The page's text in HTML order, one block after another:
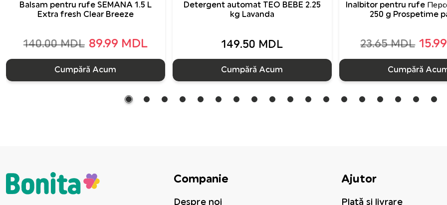
Balsam pentru rufe SEMANA 1.5 L
Extra fresh Clear Breeze
140.00 MDL 89.99 MDL
Cumpără Acum
Detergent automat TEO BEBE 2.25
kg Lavanda
149.50 MDL
Cumpără Acum
Inalbitor pentru rufe
250 g Prospetime
23.65 MDL
Cumpără
Companie
Despre noi
Ajutor
Plată și livrare